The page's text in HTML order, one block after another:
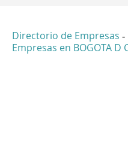
Directorio de Empresas -
Empresas en BOGOTA D